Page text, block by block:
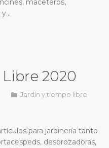
maceteros,
y…
2020
Jardín y tiempo libre
para jardinería tanto
desbrozadoras,